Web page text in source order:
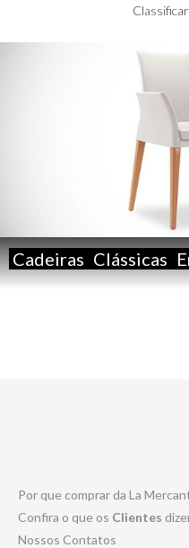
Cadeiras Clássicas
Por que comprar da La
Confira o que os Clientes
Nossos Contatos